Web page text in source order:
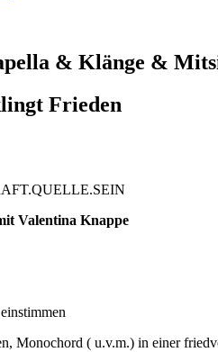
& Klänge &
Frieden
Valentina Knappe
Monochord ( u.v.m.) in einer